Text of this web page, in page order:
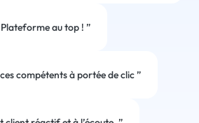
au top ! ”
compétents à portée de clic”